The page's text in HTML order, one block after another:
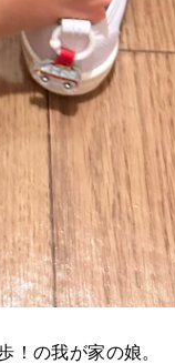
！の我が家の娘。